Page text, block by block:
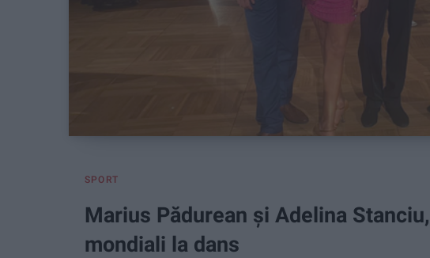
SPORT
Marius Pădurean și Adelina
mondiali la dans